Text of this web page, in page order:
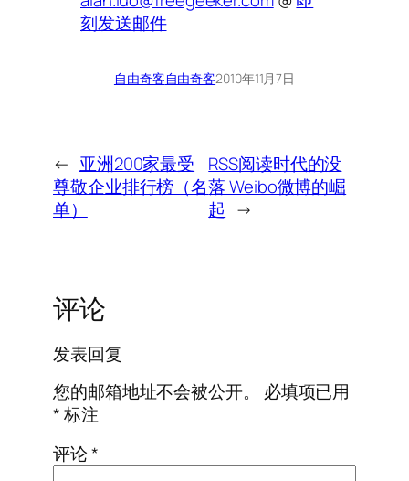
刻发送邮件
自由奇客自由奇客2010年11月7日
← 亚洲200家最受
尊敬企业排行榜（名
单）
RSS阅读时代的没
落 Weibo微博的崛
起 →
评论
发表回复
您的邮箱地址不会被公开。
必填项已用
*标注
评论*